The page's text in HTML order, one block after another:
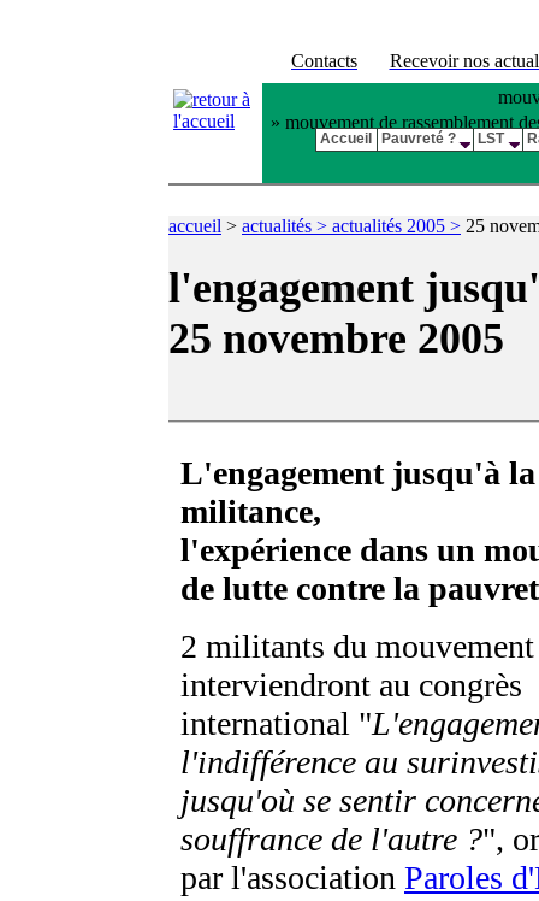
Contacts
Recevoir nos
» mouvement de rassemblement
accueil > actualités > actualités 2005 > 25
l'engagement
25 novembre 2005
L'engagement jusqu'à la
militance,
l'expérience dans un
de lutte contre la
2 militants du
interviendront au congrès
international "
l'indifférence au
jusqu'où se sentir
souffrance de l'autre ?",
par l'association Paroles
Accueil Pauvreté ? LST